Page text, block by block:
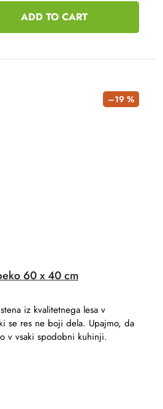
ADD TO CART
–19 %
60 x 40 cm
iz kvalitetnega lesa v
se res ne boji dela. Upajmo, da
v vsaki spodobni kuhinji.